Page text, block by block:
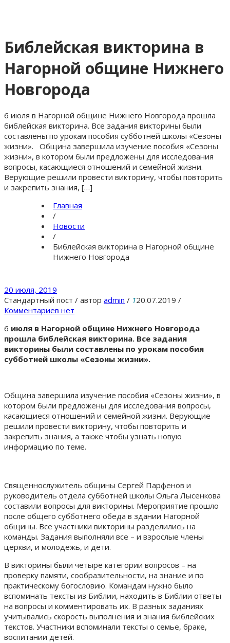
Библейская викторина в
Нагорной общине Нижнего
Новгорода
6 июля в Нагорной общине Нижнего Новгорода прошла
библейская викторина. Все задания викторины были
составлены по урокам пособия субботней школы «Сезоны
жизни». Община завершила изучение пособия «Сезоны
жизни», в котором были предложены для исследования
вопросы, касающиеся отношений и семейной жизни.
Верующие решили провести викторину, чтобы повторить
и закрепить знания, […]
Главная
/
Новости
/
Библейская викторина в Нагорной общине
Нижнего Новгорода
20 июля, 2019
Стандартный пост / автор admin / 120.07.2019 /
Комментариев нет
6 июля в Нагорной общине Нижнего Новгорода
прошла библейская викторина. Все задания
викторины были составлены по урокам пособия
субботней школы «Сезоны жизни».
Община завершила изучение пособия «Сезоны жизни», в
котором были предложены для исследования вопросы,
касающиеся отношений и семейной жизни. Верующие
решили провести викторину, чтобы повторить и
закрепить знания, а также чтобы узнать новую
информацию по теме.
Священнослужитель общины Сергей Парфенов и
руководитель отдела субботней школы Ольга Лысенкова
составили вопросы для викторины. Мероприятие прошло
после общего субботнего обеда в здании Нагорной
общины. Все участники викторины разделились на
команды. Задания выполняли все – и взрослые члены
церкви, и молодежь, и дети.
В викторины были четыре категории вопросов – на
проверку памяти, сообразительности, на знание и по
практическому богословию. Командам нужно было
вспоминать тексты из Библии, находить в Библии ответы
на вопросы и комментировать их. В разных заданиях
учитывались скорость выполнения и знания библейских
текстов. Участники вспоминали тексты о семье, браке,
воспитании детей.